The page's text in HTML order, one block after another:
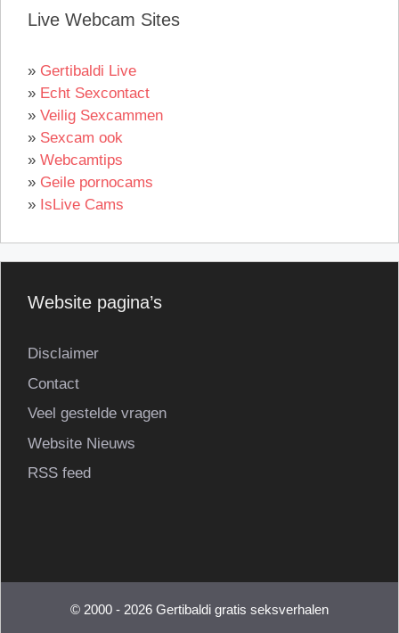
Live Webcam Sites
» Gertibaldi Live
» Echt Sexcontact
» Veilig Sexcammen
» Sexcam ook
» Webcamtips
» Geile pornocams
» IsLive Cams
Website pagina’s
Disclaimer
Contact
Veel gestelde vragen
Website Nieuws
RSS feed
© 2000 - 2026 Gertibaldi gratis seksverhalen